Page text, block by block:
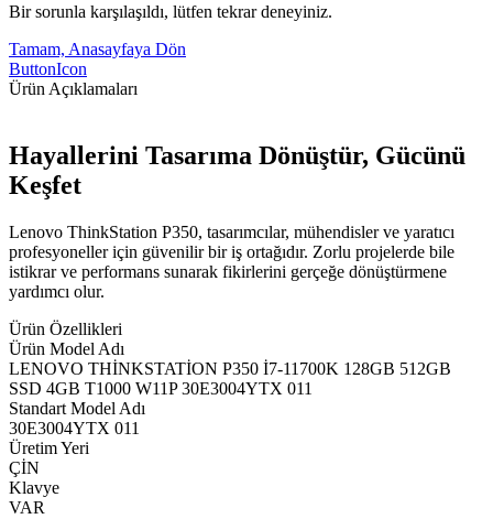
Bir sorunla karşılaşıldı, lütfen tekrar deneyiniz.
Tamam, Anasayfaya Dön
ButtonIcon
Ürün Açıklamaları
Hayallerini Tasarıma Dönüştür, Gücünü
Keşfet
Lenovo ThinkStation P350, tasarımcılar, mühendisler ve yaratıcı
profesyoneller için güvenilir bir iş ortağıdır. Zorlu projelerde bile
istikrar ve performans sunarak fikirlerini gerçeğe dönüştürmene
yardımcı olur.
Ürün Özellikleri
Ürün Model Adı
LENOVO THİNKSTATİON P350 İ7-11700K 128GB 512GB
SSD 4GB T1000 W11P 30E3004YTX 011
Standart Model Adı
30E3004YTX 011
Üretim Yeri
ÇİN
Klavye
VAR